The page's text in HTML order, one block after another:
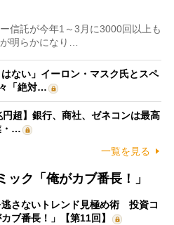
信託が今年1～3月に3000回以上も
明らかになり…
はない」イーロン・マスク氏とスペ
「絶対…
円超】銀行、商社、ゼネコンは最高
・…
一覧を見る
ク「俺がカブ番長！」
逃さないトレンド見極め術 投資コ
ブ番長！」【第11回】